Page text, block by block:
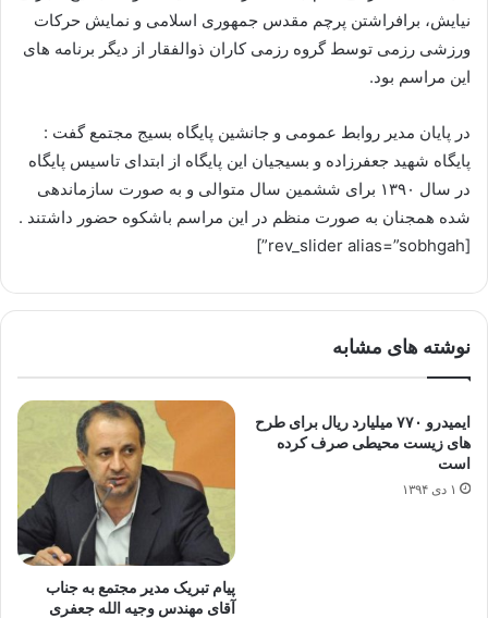
نیایش، برافراشتن پرچم مقدس جمهوری اسلامی و نمایش حرکات
ورزشی رزمی توسط گروه رزمی کاران ذوالفقار از دیگر برنامه های
این مراسم بود.
در پایان مدیر روابط عمومی و جانشین پایگاه بسیج مجتمع گفت :
پایگاه شهید جعفرزاده و بسیجیان این پایگاه از ابتدای تاسیس پایگاه
در سال ۱۳۹۰ برای ششمین سال متوالی و به صورت سازماندهی
شده همجنان به صورت منظم در این مراسم باشکوه حضور داشتند .
[rev_slider alias=”sobhgah”]
نوشته های مشابه
ایمیدرو ۷۷۰ میلیارد ریال برای طرح
های زیست محیطی صرف کرده
است
۱ دی ۱۳۹۴
پیام تبریک مدیر مجتمع به جناب
آقای مهندس وجیه الله جعفری